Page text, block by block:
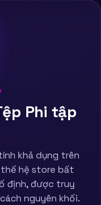
Phi tập
khả dụng trên
thế hệ store bất
định, được truy
nguyên khối.